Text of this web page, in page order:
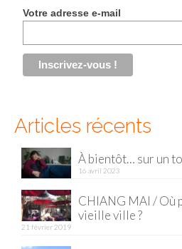
Singapour
Baie d’Halong
Hué
Mai Chau
Ninh Binh
Votre adresse e-mail
Articles récents
À bientôt… sur un
16 avril 2023
CHIANG MAI / Où
vieille ville ?
21 février 2019